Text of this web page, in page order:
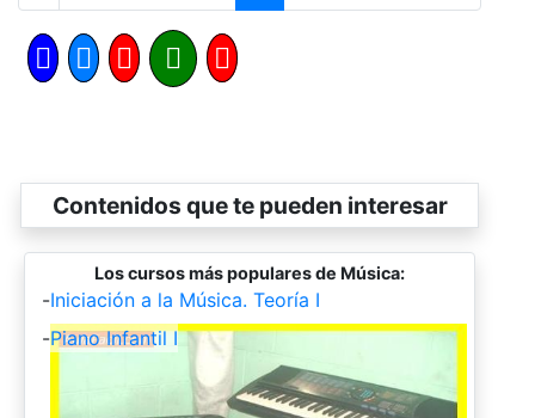
Contenidos que te pueden interesar
Los cursos más populares de Música:
-Iniciación a la Música. Teoría I
-Piano Infantil I